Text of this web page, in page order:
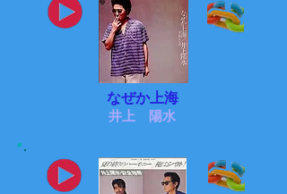
なぜか上海
井上 陽水